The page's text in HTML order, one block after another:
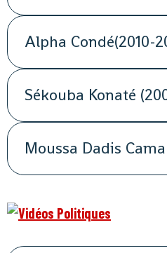
Alpha Condé(2010-
Sékouba Konaté
Moussa Dadis